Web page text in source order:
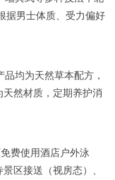
据男士体质、受力偏好
均为天然草本配方，
然材质，定期养护消
费使用酒店户外泳
区接送（视房态）、